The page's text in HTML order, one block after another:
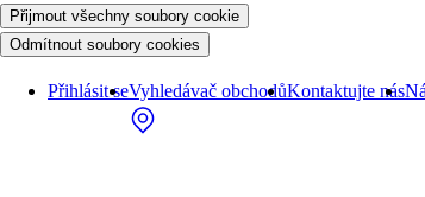
Přijmout všechny soubory cookie
Odmítnout soubory cookies
Přihlásit seVyhledávač obchodůKontaktujte nás